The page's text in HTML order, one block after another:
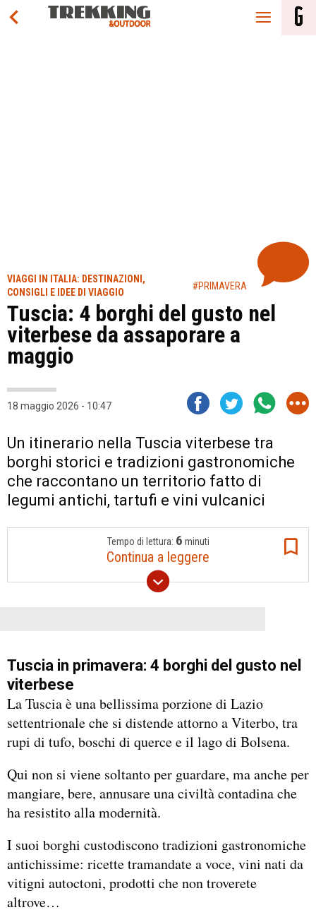
VIAGGI IN ITALIA: DESTINAZIONI,
CONSIGLI E IDEE DI VIAGGIO
#PRIMAVERA
Tuscia: 4 borghi del gusto nel
viterbese da assaporare a
maggio
18 maggio 2026 - 10:47
Un itinerario nella Tuscia viterbese tra
borghi storici e tradizioni gastronomiche
che raccontano un territorio fatto di
legumi antichi, tartufi e vini vulcanici
Tempo di lettura: 6 minuti
Continua a leggere
Tuscia in primavera: 4 borghi del gusto nel
viterbese
La Tuscia è una bellissima porzione di Lazio
settentrionale che si distende attorno a Viterbo, tra
rupi di tufo, boschi di querce e il lago di Bolsena.
Qui non si viene soltanto per guardare, ma anche per
mangiare, bere, annusare una civiltà contadina che
ha resistito alla modernità.
I suoi borghi custodiscono tradizioni gastronomiche
antichissime: ricette tramandate a voce, vini nati da
vitigni autoctoni, prodotti che non troverete
altrove…